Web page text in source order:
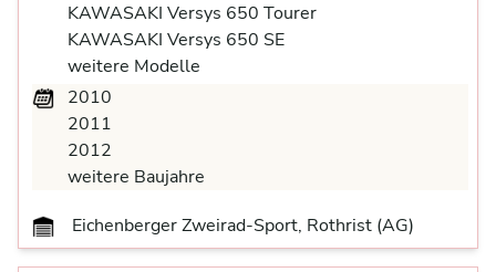
KAWASAKI Versys 650 Tourer
KAWASAKI Versys 650 SE
weitere Modelle
2010
2011
2012
weitere Baujahre
Eichenberger Zweirad-Sport, Rothrist (AG)